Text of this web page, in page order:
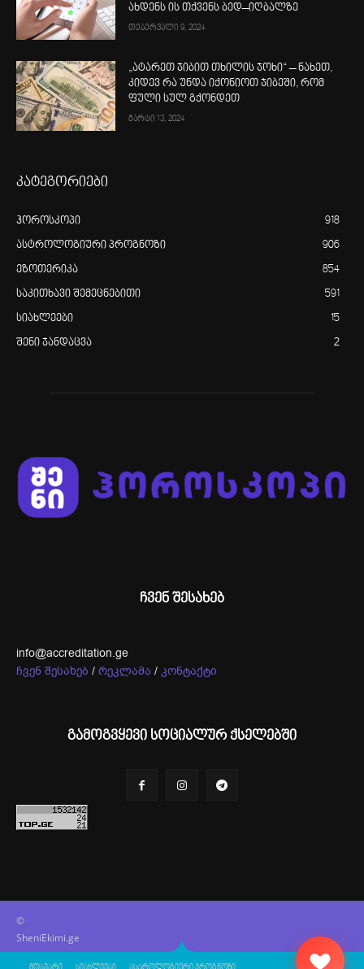
ახდენს ის თქვენს ბედ–იღბალზე
თებერვალი 9, 2024
„ატარეთ ჯიბით თხილის ჯოხი“ – ნახეთ,
კიდევ რა უნდა იქონიოთ ჯიბეში, რომ
ფული სულ გქონდეთ
მარტი 13, 2024
კატეგორიები
ჰოროსკოპი 918
ასტროლოგიური პროგნოზი 906
ეზოთერიკა 854
საკითხავი შემეცნებითი 591
სიახლეები 15
შენი ჯანდაცვა 2
ჩვენ შესახებ
info@accreditation.ge
ჩვენ შესახებ / რეკლამა / კონტაქტი
გამოგვყევი სოციალურ ქსელებში
©
SheniEkimi.ge
მთავარი სიახლეები ასტროლოგიური პროგნოზი